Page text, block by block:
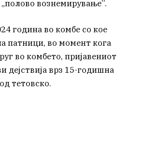
вознемирување’’.
година во комбе со кое
патници, во момент кога
во комбето, пријавениот
дејствија врз 15-годишна
тетовско.